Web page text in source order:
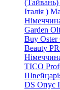
(Тайвань)
Італія )
Garden
Buy
Beauty
TICO
DS Опус